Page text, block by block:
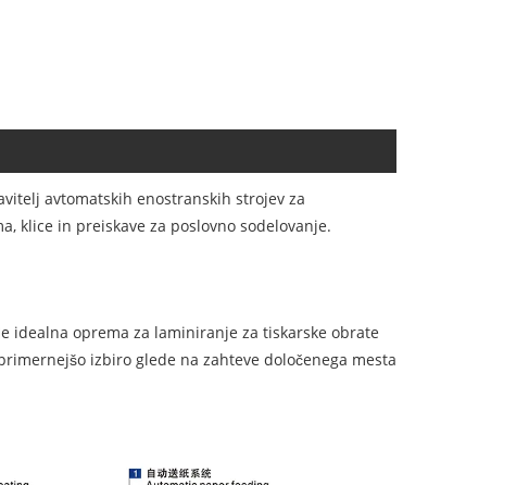
avtomatskih enostranskih strojev za
klice in preiskave za poslovno sodelovanje.
idealna oprema za laminiranje za tiskarske obrate
izbiro glede na zahteve določenega mesta